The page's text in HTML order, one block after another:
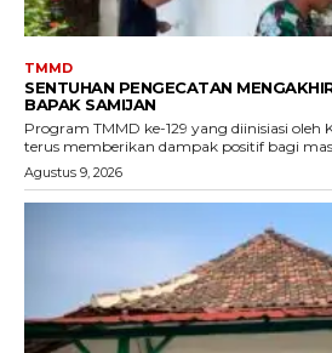
TMMD
SENTUHAN PENGECATAN
BAPAK SAMIJAN
Program TMMD ke-129 yang diinisiasi oleh
terus memberikan dampak positif bagi
Agustus 9, 2026